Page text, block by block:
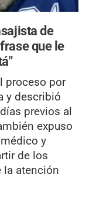
de
que le
proceso por
y describió
previos al
expuso
y
de los
la atención